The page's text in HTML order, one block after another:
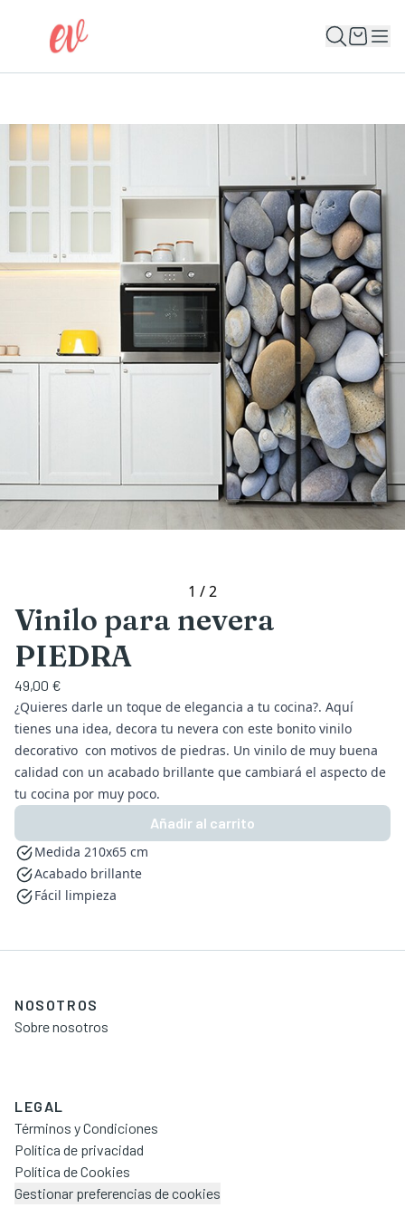
1 /2
Vinilo para nevera
PIEDRA
49,00 €
¿Quieres darle un toque de elegancia a tu cocina?. Aquí
tienes una idea, decora tu nevera con este bonito vinilo
decorativo con motivos de piedras. Un vinilo de muy buena
calidad con un acabado brillante que cambiará el aspecto de
tu cocina por muy poco.
Añadir al carrito
Medida 210x65 cm
Acabado brillante
Fácil limpieza
NOSOTROS
Sobre nosotros
LEGAL
Términos y Condiciones
Política de privacidad
Política de Cookies
Gestionar preferencias de cookies